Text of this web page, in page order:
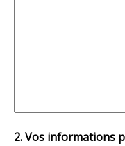
2. Vos informations